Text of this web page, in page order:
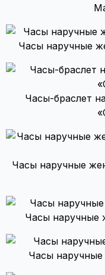
Часы наручные
Часы-браслет
Часы наручные
Часы наручные
Часы наручные